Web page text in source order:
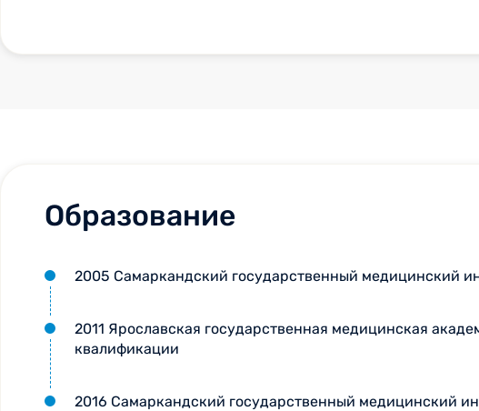
Образование
2005 Самаркандский государственный медицинский
2011 Ярославская государственная медицинская
квалификации
2016 Самаркандский государственный медицинский